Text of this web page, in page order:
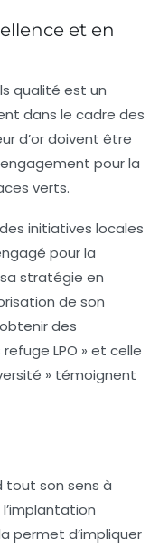
et en
qualité est un
dans le cadre des
d’or doivent être
pour la
verts.
initiatives locales
pour la
stratégie en
de son
des
LPO » et celle
» témoignent
tout son sens à
permet d’impliquer